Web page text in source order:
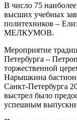
В число 75
высших учебных
политехников –
МЕЛКУМОВ.
Мероприятие
Петербурга –
торжественной
Нарышкина
Санкт-Петербурга
выстрел было
успешным